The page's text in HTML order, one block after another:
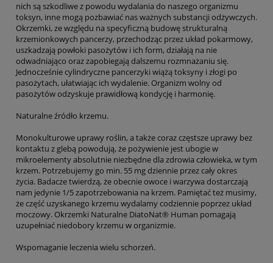
nich są szkodliwe z powodu wydalania do naszego organizmu
toksyn, inne mogą pozbawiać nas ważnych substancji odżywczych.
Okrzemki, ze względu na specyficzną budowę strukturalną
krzemionkowych pancerzy, przechodząc przez układ pokarmowy,
uszkadzają powłoki pasożytów i ich form, działają na nie
odwadniająco oraz zapobiegają dalszemu rozmnażaniu się.
Jednocześnie cylindryczne pancerzyki wiążą toksyny i złogi po
pasożytach, ułatwiając ich wydalenie. Organizm wolny od
pasożytów odzyskuje prawidłową kondycję i harmonię.
Naturalne źródło krzemu.
Monokulturowe uprawy roślin, a także coraz częstsze uprawy bez
kontaktu z glebą powodują, że pożywienie jest ubogie w
mikroelementy absolutnie niezbędne dla zdrowia człowieka, w tym
krzem. Potrzebujemy go min. 55 mg dziennie przez cały okres
życia. Badacze twierdzą, że obecnie owoce i warzywa dostarczają
nam jedynie 1/5 zapotrzebowania na krzem. Pamiętać też musimy,
że część uzyskanego krzemu wydalamy codziennie poprzez układ
moczowy. Okrzemki Naturalne DiatoNat® Human pomagają
uzupełniać niedobory krzemu w organizmie.
Wspomaganie leczenia wielu schorzeń.